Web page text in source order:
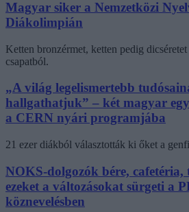
Magyar siker a Nemzetközi
Diákolimpián
Ketten bronzérmet, ketten pedig
csapatból.
„A világ legelismertebb
hallgathatjuk” – két magyar
a CERN nyári programjába
21 ezer diákból választották ki őket a
NOKS-dolgozók bére,
ezeket a változásokat sürgeti a
köznevelésben